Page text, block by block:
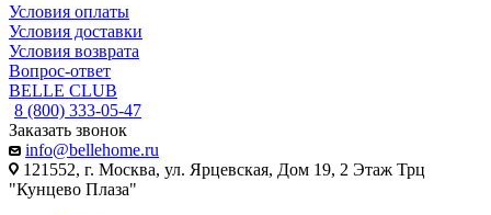
Условия оплаты
Условия доставки
Условия возврата
Вопрос-ответ
BELLE CLUB
8 (800) 333-05-47
Заказать звонок
info@bellehome.ru
121552, г. Москва, ул. Ярцевская, Дом 19, 2 Этаж Трц
"Кунцево Плаза"